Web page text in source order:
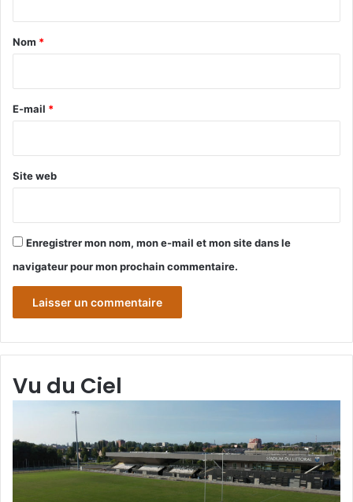
a
e
Nom *
E-mail *
Site web
Enregistrer mon nom, mon e-mail et mon site dans le
navigateur pour mon prochain commentaire.
Vu du Ciel
«
du
«
du